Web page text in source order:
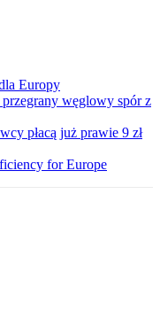
Europy
przegrany węglowy spór z
płacą już prawie 9 zł
for Europe